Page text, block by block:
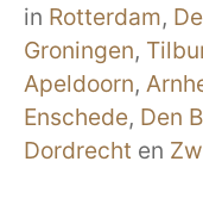
in Rotterdam,
Groningen,
Apeldoorn,
Enschede, Den
Dordrecht en